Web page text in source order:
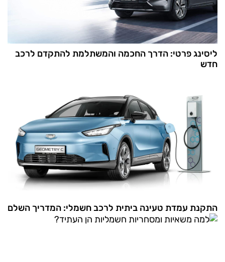
ליסינג פרטי: הדרך החכמה והמשתלמת להתקדם לרכב
חדש
התקנת עמדת טעינה ביתית לרכב חשמלי: המדריך השלם